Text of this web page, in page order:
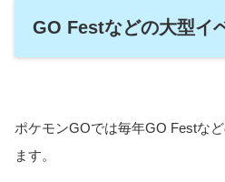
GO Festなどの大型イ
ポケモンGOでは毎年GO Festな
ます。